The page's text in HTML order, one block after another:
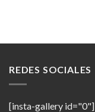
REDES SOCIALES
[insta-gallery id="0"]